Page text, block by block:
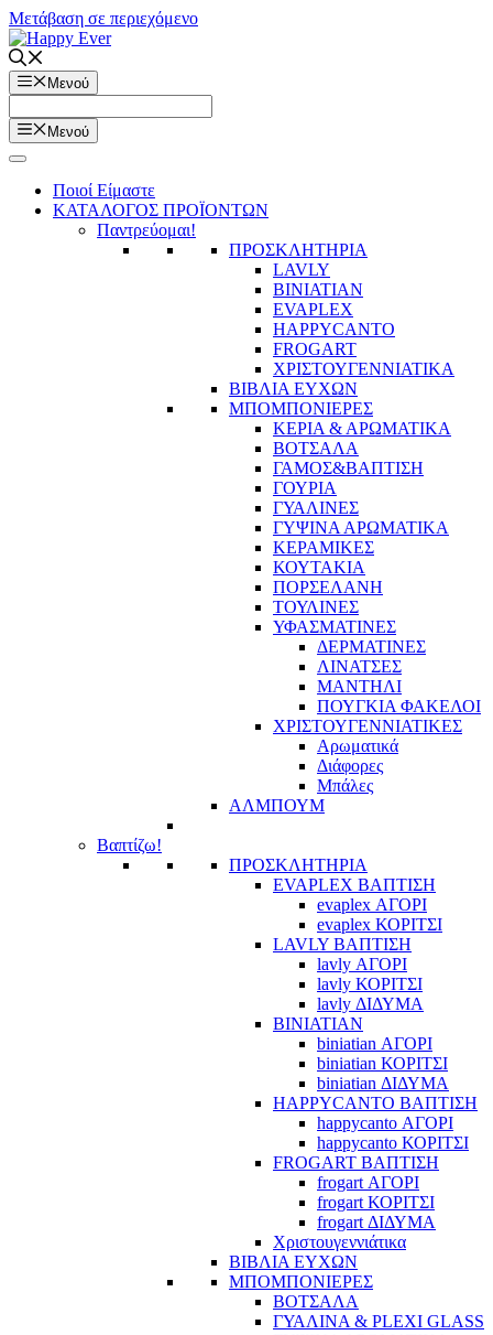
Μετάβαση σε περιεχόμενο
Μενού
Μενού
Ποιοί Είμαστε
ΚΑΤΑΛΟΓΟΣ ΠΡΟΪΟΝΤΩΝ
Παντρεύομαι!
ΠΡΟΣΚΛΗΤΗΡΙΑ
LAVLY
BINIATIAN
EVAPLEX
HAPPYCANTO
FROGART
ΧΡΙΣΤΟΥΓΕΝΝΙΑΤΙΚΑ
ΒΙΒΛΙΑ ΕΥΧΩΝ
ΜΠΟΜΠΟΝΙΕΡΕΣ
ΚΕΡΙΑ & ΑΡΩΜΑΤΙΚΑ
ΒΟΤΣΑΛΑ
ΓΑΜΟΣ&ΒΑΠΤΙΣΗ
ΓΟΥΡΙΑ
ΓΥΑΛΙΝΕΣ
ΓΥΨΙΝΑ ΑΡΩΜΑΤΙΚΑ
ΚΕΡΑΜΙΚΕΣ
ΚΟΥΤΑΚΙΑ
ΠΟΡΣΕΛΑΝΗ
ΤΟΥΛΙΝΕΣ
ΥΦΑΣΜΑΤΙΝΕΣ
ΔΕΡΜΑΤΙΝΕΣ
ΛΙΝΑΤΣΕΣ
ΜΑΝΤΗΛΙ
ΠΟΥΓΚΙΑ ΦΑΚΕΛΟΙ
ΧΡΙΣΤΟΥΓΕΝΝΙΑΤΙΚΕΣ
Αρωματικά
Διάφορες
Μπάλες
ΑΛΜΠΟΥΜ
Βαπτίζω!
ΠΡΟΣΚΛΗΤΗΡΙΑ
EVAPLEX ΒΑΠΤΙΣΗ
evaplex ΑΓΟΡΙ
evaplex ΚΟΡΙΤΣΙ
LAVLY ΒΑΠΤΙΣΗ
lavly ΑΓΟΡΙ
lavly ΚΟΡΙΤΣΙ
lavly ΔΙΔΥΜΑ
BINIATIAN
biniatian ΑΓΟΡΙ
biniatian ΚΟΡΙΤΣΙ
biniatian ΔΙΔΥΜΑ
HAPPYCANTO ΒΑΠΤΙΣΗ
happycanto ΑΓΟΡΙ
happycanto ΚΟΡΙΤΣΙ
FROGART ΒΑΠΤΙΣΗ
frogart ΑΓΟΡΙ
frogart ΚΟΡΙΤΣΙ
frogart ΔΙΔΥΜΑ
Χριστουγεννιάτικα
ΒΙΒΛΙΑ ΕΥΧΩΝ
ΜΠΟΜΠΟΝΙΕΡΕΣ
ΒΟΤΣΑΛΑ
ΓΥΑΛΙΝΑ & PLEXI GLASS